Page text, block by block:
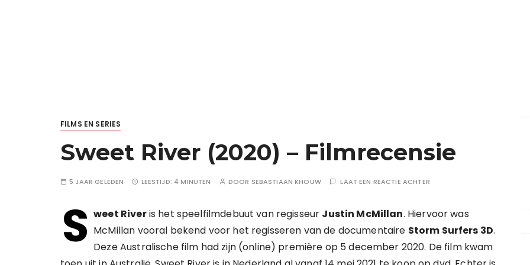
FILMS EN SERIES
Sweet River (2020) – Filmrecensie
5 JAAR GELEDEN LEESTIJD: 4 MINUTEN DOOR SEBASTIAAN KHOUW LAAT EEN REACTIE ACHTER
S weet Riveris het speelfilmdebuut van regisseur Justin McMillan. Hiervoor was
McMillan vooral bekend voor het regisseren van de documentaire Storm Surfers 3D.
Deze Australische film had zijn (online) première op 5 december 2020. De film kwam